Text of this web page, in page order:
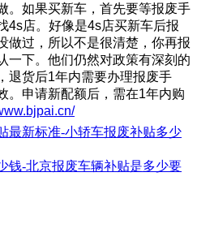
。如果买新车，首先要等报废手
4s店。好像是4s店买新车后报
做过，所以不是很清楚，你再报
一下。他们仍然对政策有深刻的
退货后1年内需要办理报废手
。申请新配额后，需在1年内购
最新标准-小轿车报废补贴多少
钱-北京报废车辆补贴是多少要